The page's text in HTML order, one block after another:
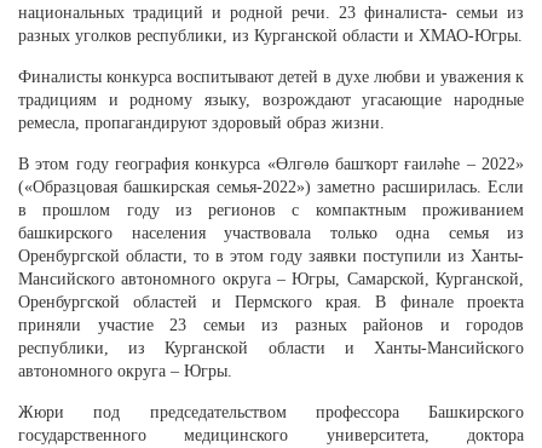
национальных традиций и родной речи. 23 финалиста- семьи из
разных уголков республики, из Курганской области и ХМАО-Югры.
Финалисты конкурса воспитывают детей в духе любви и уважения к
традициям и родному языку, возрождают угасающие народные
ремесла, пропагандируют здоровый образ жизни.
В этом году география конкурса «Өлгөлө башҡорт ғаиләһе – 2022»
(«Образцовая башкирская семья-2022») заметно расширилась. Если
в прошлом году из регионов с компактным проживанием
башкирского населения участвовала только одна семья из
Оренбургской области, то в этом году заявки поступили из Ханты-
Мансийского автономного округа – Югры, Самарской, Курганской,
Оренбургской областей и Пермского края. В финале проекта
приняли участие 23 семьи из разных районов и городов
республики, из Курганской области и Ханты-Мансийского
автономного округа – Югры.
Жюри под председательством профессора Башкирского
государственного медицинского университета, доктора